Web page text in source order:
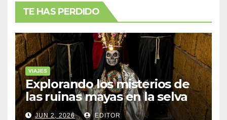
TE HAS PERDIDO
VIAJES
Explorando los misterios de
las ruinas mayas en la selva
de Yucatán
JUN 2, 2026 EDITOR